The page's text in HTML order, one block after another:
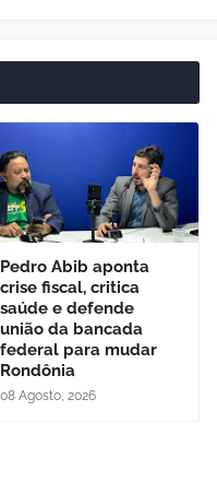
Pedro Abib aponta
crise fiscal, critica
saúde e defende
união da bancada
federal para mudar
Rondônia
08 Agosto, 2026